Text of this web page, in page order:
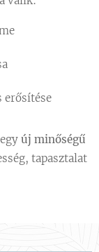
erősítése
új minőségű
tapasztalat